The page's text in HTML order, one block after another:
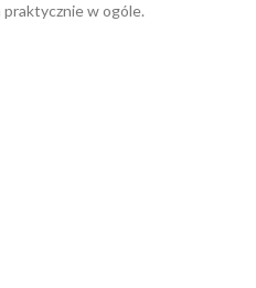
praktycznie w ogóle.